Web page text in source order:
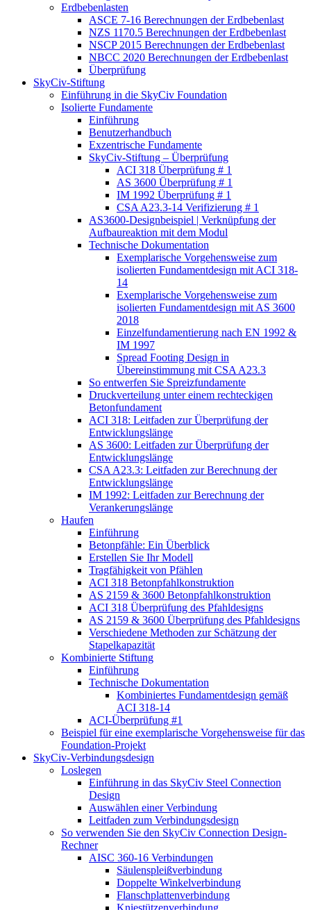
Erdbebenlasten
ASCE 7-16 Berechnungen der Erdbebenlast
NZS 1170.5 Berechnungen der Erdbebenlast
NSCP 2015 Berechnungen der Erdbebenlast
NBCC 2020 Berechnungen der Erdbebenlast
Überprüfung
SkyCiv-Stiftung
Einführung in die SkyCiv Foundation
Isolierte Fundamente
Einführung
Benutzerhandbuch
Exzentrische Fundamente
SkyCiv-Stiftung – Überprüfung
ACI 318 Überprüfung # 1
AS 3600 Überprüfung # 1
IM 1992 Überprüfung # 1
CSA A23.3-14 Verifizierung # 1
AS3600-Designbeispiel | Verknüpfung der
Aufbaureaktion mit dem Modul
Technische Dokumentation
Exemplarische Vorgehensweise zum
isolierten Fundamentdesign mit ACI 318-
14
Exemplarische Vorgehensweise zum
isolierten Fundamentdesign mit AS 3600
2018
Einzelfundamentierung nach EN 1992 &
IM 1997
Spread Footing Design in
Übereinstimmung mit CSA A23.3
So entwerfen Sie Spreizfundamente
Druckverteilung unter einem rechteckigen
Betonfundament
ACI 318: Leitfaden zur Überprüfung der
Entwicklungslänge
AS 3600: Leitfaden zur Überprüfung der
Entwicklungslänge
CSA A23.3: Leitfaden zur Berechnung der
Entwicklungslänge
IM 1992: Leitfaden zur Berechnung der
Verankerungslänge
Haufen
Einführung
Betonpfähle: Ein Überblick
Erstellen Sie Ihr Modell
Tragfähigkeit von Pfählen
ACI 318 Betonpfahlkonstruktion
AS 2159 & 3600 Betonpfahlkonstruktion
ACI 318 Überprüfung des Pfahldesigns
AS 2159 & 3600 Überprüfung des Pfahldesigns
Verschiedene Methoden zur Schätzung der
Stapelkapazität
Kombinierte Stiftung
Einführung
Technische Dokumentation
Kombiniertes Fundamentdesign gemäß
ACI 318-14
ACI-Überprüfung #1
Beispiel für eine exemplarische Vorgehensweise für das
Foundation-Projekt
SkyCiv-Verbindungsdesign
Loslegen
Einführung in das SkyCiv Steel Connection
Design
Auswählen einer Verbindung
Leitfaden zum Verbindungsdesign
So verwenden Sie den SkyCiv Connection Design-
Rechner
AISC 360-16 Verbindungen
Säulenspleißverbindung
Doppelte Winkelverbindung
Flanschplattenverbindung